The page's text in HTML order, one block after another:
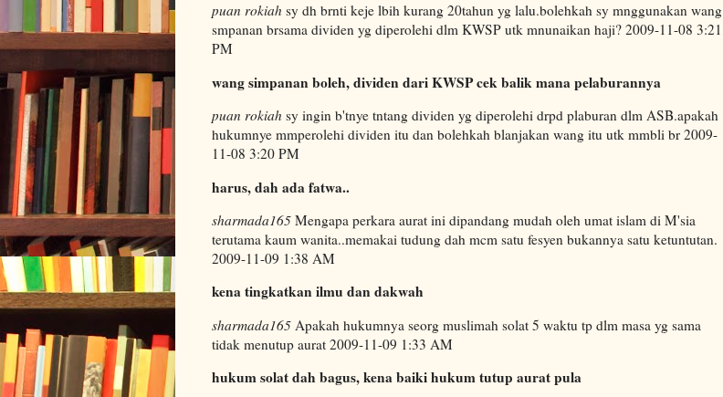
puan rokiah sy dh brnti keje lbih kurang 20tahun yg lalu.bolehkah sy mnggunakan wang
smpanan brsama dividen yg diperolehi dlm KWSP utk mnunaikan haji? 2009-11-08 3:21
PM
wang simpanan boleh, dividen dari KWSP cek balik mana pelaburannya
puan rokiah sy ingin b'tnye tntang dividen yg diperolehi drpd plaburan dlm ASB.apakah
hukumnye mmperolehi dividen itu dan bolehkah blanjakan wang itu utk mmbli br 2009-
11-08 3:20 PM
harus, dah ada fatwa..
sharmada165 Mengapa perkara aurat ini dipandang mudah oleh umat islam di M'sia
terutama kaum wanita..memakai tudung dah mcm satu fesyen bukannya satu ketuntutan.
2009-11-09 1:38 AM
kena tingkatkan ilmu dan dakwah
sharmada165 Apakah hukumnya seorg muslimah solat 5 waktu tp dlm masa yg sama
tidak menutup aurat 2009-11-09 1:33 AM
hukum solat dah bagus, kena baiki hukum tutup aurat pula